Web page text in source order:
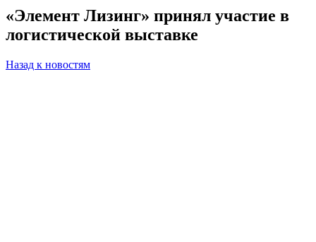
«Элемент Лизинг» принял участие в
логистической выставке
Назад к новостям